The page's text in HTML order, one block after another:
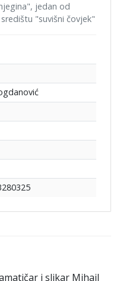
jedan od
"suvišni čovjek"
i slikar Mihail